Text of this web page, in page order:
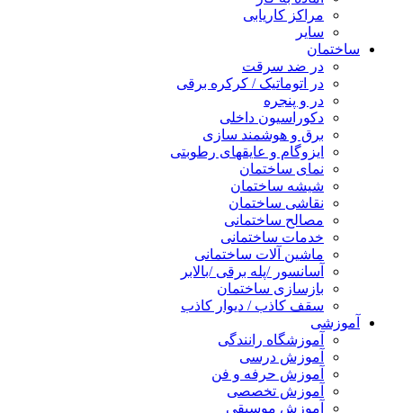
مراکز کاریابی
سایر
ساختمان
در ضد سرقت
در اتوماتیک / کرکره برقی
در و پنجره
دکوراسیون داخلی
برق و هوشمند سازی
ایزوگام و عایقهای رطوبتی
نمای ساختمان
شیشه ساختمان
نقاشی ساختمان
مصالح ساختمانی
خدمات ساختمانی
ماشین آلات ساختمانی
آسانسور /پله برقی /بالابر
بازسازی ساختمان
سقف کاذب / دیوار کاذب
آموزشی
آموزشگاه رانندگی
آموزش درسی
آموزش حرفه و فن
آموزش تخصصی
آموزش موسیقی